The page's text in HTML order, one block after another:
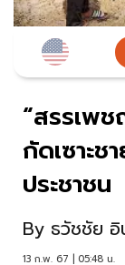
“สรรเพ
กัดเซาะช
ประชาชน
By ธวัชชัย
13 ก.พ. 67 | 05:48 น.